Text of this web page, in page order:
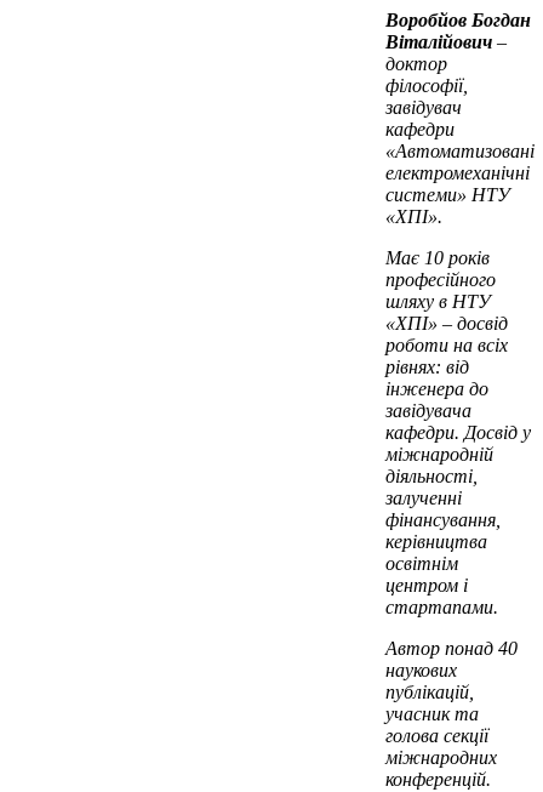
Воробйов Богдан
Віталійович –
доктор
філософії,
завідувач
кафедри
«Автоматизовані
електромеханічні
системи» НТУ
«ХПІ».
Має 10 років
професійного
шляху в НТУ
«ХПІ» – досвід
роботи на всіх
рівнях: від
інженера до
завідувача
кафедри. Досвід у
міжнародній
діяльності,
залученні
фінансування,
керівництва
освітнім
центром і
стартапами.
Автор понад 40
наукових
публікацій,
учасник та
голова секції
міжнародних
конференцій.